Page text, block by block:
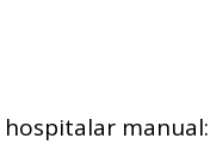
hospitalar